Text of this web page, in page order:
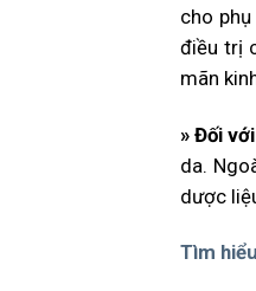
cho
điều trị
mãn
» Đối
da.
dược
Tìm